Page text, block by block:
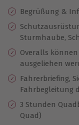
Begrüßung &
Sturmhaube,
Overalls
ausgeliehen
Fahrerbriefing,
Fahrbegleitung
3 Stunden
Quad)